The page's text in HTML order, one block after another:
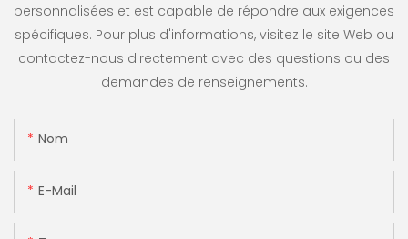
personnalisées et est capable de répondre aux exigences
spécifiques. Pour plus d'informations, visitez le site Web ou
contactez-nous directement avec des questions ou des
demandes de renseignements.
Nom
E-Mail